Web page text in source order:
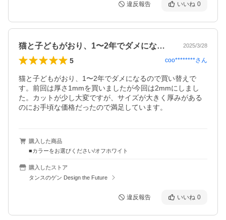
違反報告 いいね 0
猫と子どもがおり、1〜2年でダメになる… 2025/3/28
5 coo********さん
猫と子どもがおり、1〜2年でダメになるので買い替えで
す。前回は厚さ1mmを買いましたが今回は2mmにしまし
た。カットが少し大変ですが、サイズが大きく厚みがある
のにお手頃な価格だったので満足しています。
購入した商品
■カラーをお選びください/オフホワイト
購入したストア
タンスのゲン Design the Future
違反報告 いいね 0